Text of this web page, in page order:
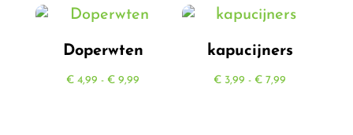
Doperwten
€ 4,99 - € 9,99
kapucijners
€ 3,99 - € 7,99